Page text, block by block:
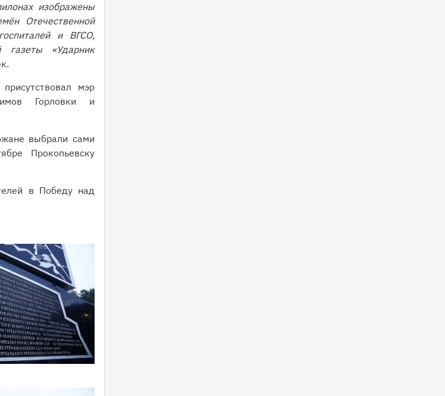
изображены
Отечественной
и ВГСО,
«Ударник
мэр
Горловки и
выбрали сами
Прокопьевску
в Победу над